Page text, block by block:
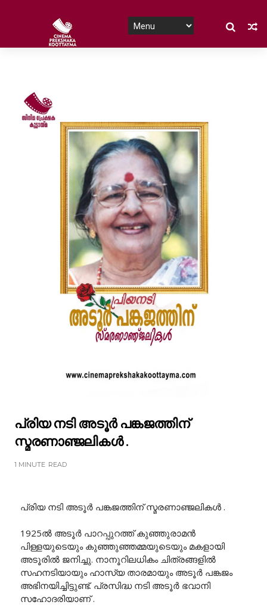
പ്രിയ നടി അടൂർ പങ്കജത്തിന്
സ്മരണാഞ്ജലികൾ .
1 MINUTE READ
പ്രിയ നടി അടൂർ പങ്കജത്തിന് സ്മരണാഞ്ജലികൾ .
1925ൽ അടൂർ പാറപ്പുറത്ത് കുഞ്ഞുരാമൻ
പിള്ളയുടെയും കുഞ്ഞുഞ്ഞമ്മയുടെയും മകളായി
അടൂരിൽ ജനിച്ചു. നാനൂറിലധികം ചിത്രങ്ങളിൽ
സഹനടിയായും ഹാസ്യ താരമായും അടൂർ പങ്കജം
അഭിനയിച്ചിട്ടുണ്ട്. പ്രസിദ്ധ നടി അടൂർ ഭവാനി
സഹോദരിയാണ് .